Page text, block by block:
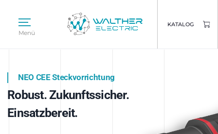
Menü
KATALOG
Intelligente Stromverteilung
NEO CEE Steckvorrichtung
Robust. Zukunftssicher.
Einsatzbereit.
Intelligenz trifft Energie.